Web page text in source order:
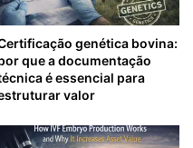
genética bovina:
que a documentação
é essencial para
valor